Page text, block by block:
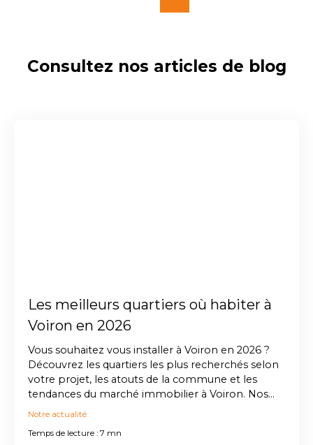
Consultez nos articles de blog
Les meilleurs quartiers où habiter à
Voiron en 2026
Vous souhaitez vous installer à Voiron en 2026 ?
Découvrez les quartiers les plus recherchés selon
votre projet, les atouts de la commune et les
tendances du marché immobilier à Voiron. Nos
experts Prox'immo vous accompagnent pour
Notre actualité
Temps de lecture : 7 mn